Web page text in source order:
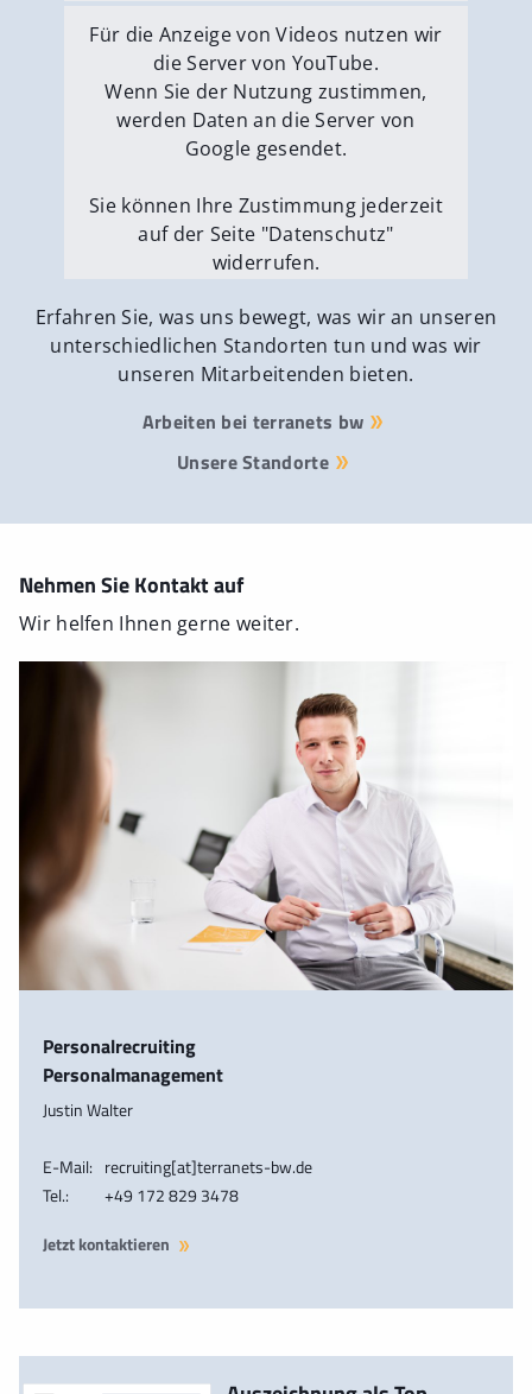
Externe Medien erlauben
Für die Anzeige von Videos nutzen wir
die Server von YouTube.
Wenn Sie der Nutzung zustimmen,
werden Daten an die Server von
Google gesendet.
Sie können Ihre Zustimmung jederzeit
auf der Seite "Datenschutz"
widerrufen.
Externe Medien erlauben
Erfahren Sie, was uns bewegt, was wir an unseren
unterschiedlichen Standorten tun und was wir
unseren Mitarbeitenden bieten.
Arbeiten bei terranets bw
Unsere Standorte
Nehmen Sie Kontakt auf
Wir helfen Ihnen gerne weiter.
Personalrecruiting
Personalmanagement
Justin Walter
E-Mail: recruiting[at]terranets-bw.de
Tel.:
+49 172 829 3478
Jetzt kontaktieren